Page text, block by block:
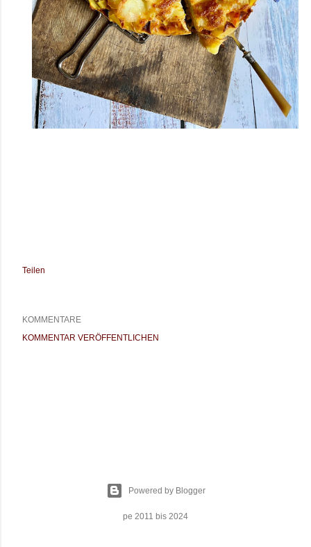
Teilen
KOMMENTARE
KOMMENTAR VERÖFFENTLICHEN
Powered by Blogger
pe 2011 bis 2024